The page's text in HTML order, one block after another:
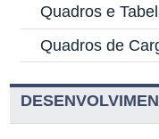
Quadros e
Quadros de